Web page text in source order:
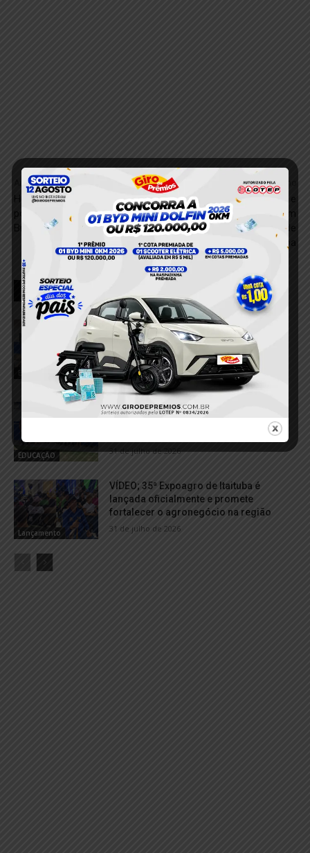
Anterior
Homem morre atropelado
por carreta na PA-263, em
Breu Branco
Próximo
Vídeo íntimo é gravado e
compartilhado em
comunidade garimpeira de
RELACIONADOS
Escola A Mão Cooperadora é
reinaugurada após ampliação e ganha
novos espaços para alunos e
professores em Itaituba
3 de agosto de 2026
EDUCAÇÃO
VÍDEO; Escola Indígena Ikó Bijatpu é
inaugurada e fortalece educação dos
31 de julho de 2026
Lançamento
VÍDEO; 35ª Expoagro de Itaituba é
lançada oficialmente e promete
fortalecer o agronegócio na região
31 de julho de 2026